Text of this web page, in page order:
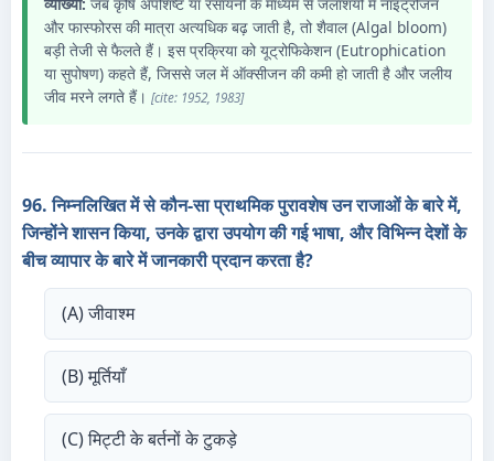
और फास्फोरस की मात्रा अत्यधिक बढ़ जाती है, तो शैवाल (Algal bloom)
बड़ी तेजी से फैलते हैं। इस प्रक्रिया को यूट्रोफिकेशन (Eutrophication
या सुपोषण) कहते हैं, जिससे जल में ऑक्सीजन की कमी हो जाती है और जलीय
जीव मरने लगते हैं। [cite: 1952, 1983]
96. निम्नलिखित में से कौन-सा प्राथमिक पुरावशेष उन राजाओं के बारे में,
जिन्होंने शासन किया, उनके द्वारा उपयोग की गई भाषा, और विभिन्न देशों के
बीच व्यापार के बारे में जानकारी प्रदान करता है?
(A) जीवाश्म
(B) मूर्तियाँ
(C) मिट्टी के बर्तनों के टुकड़े